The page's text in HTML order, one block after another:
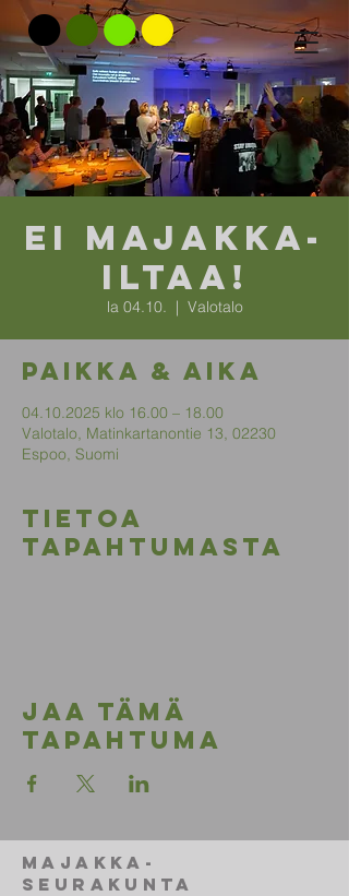
Ei Majakka-
iltaa!
la 04.10.
  |
Valotalo
Paikka & aika
04.10.2025 klo 16.00 – 18.00
Valotalo, Matinkartanontie 13, 02230
Espoo, Suomi
Tietoa
tapahtumasta
Jaa tämä
tapahtuma
Majakka-
seurakunta